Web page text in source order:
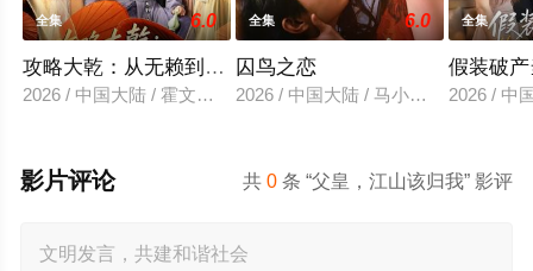
全集 6.0
攻略大乾：从无赖到霸主
2026 / 中国大陆 / 霍文琦＆陈洁蕾
全集 6.0
囚鸟之恋
2026 / 中国大陆 / 马小宇&兰岚
全集
假装破
2026 / 中
共0 条 “父皇，江山该归我” 影评
影片评论